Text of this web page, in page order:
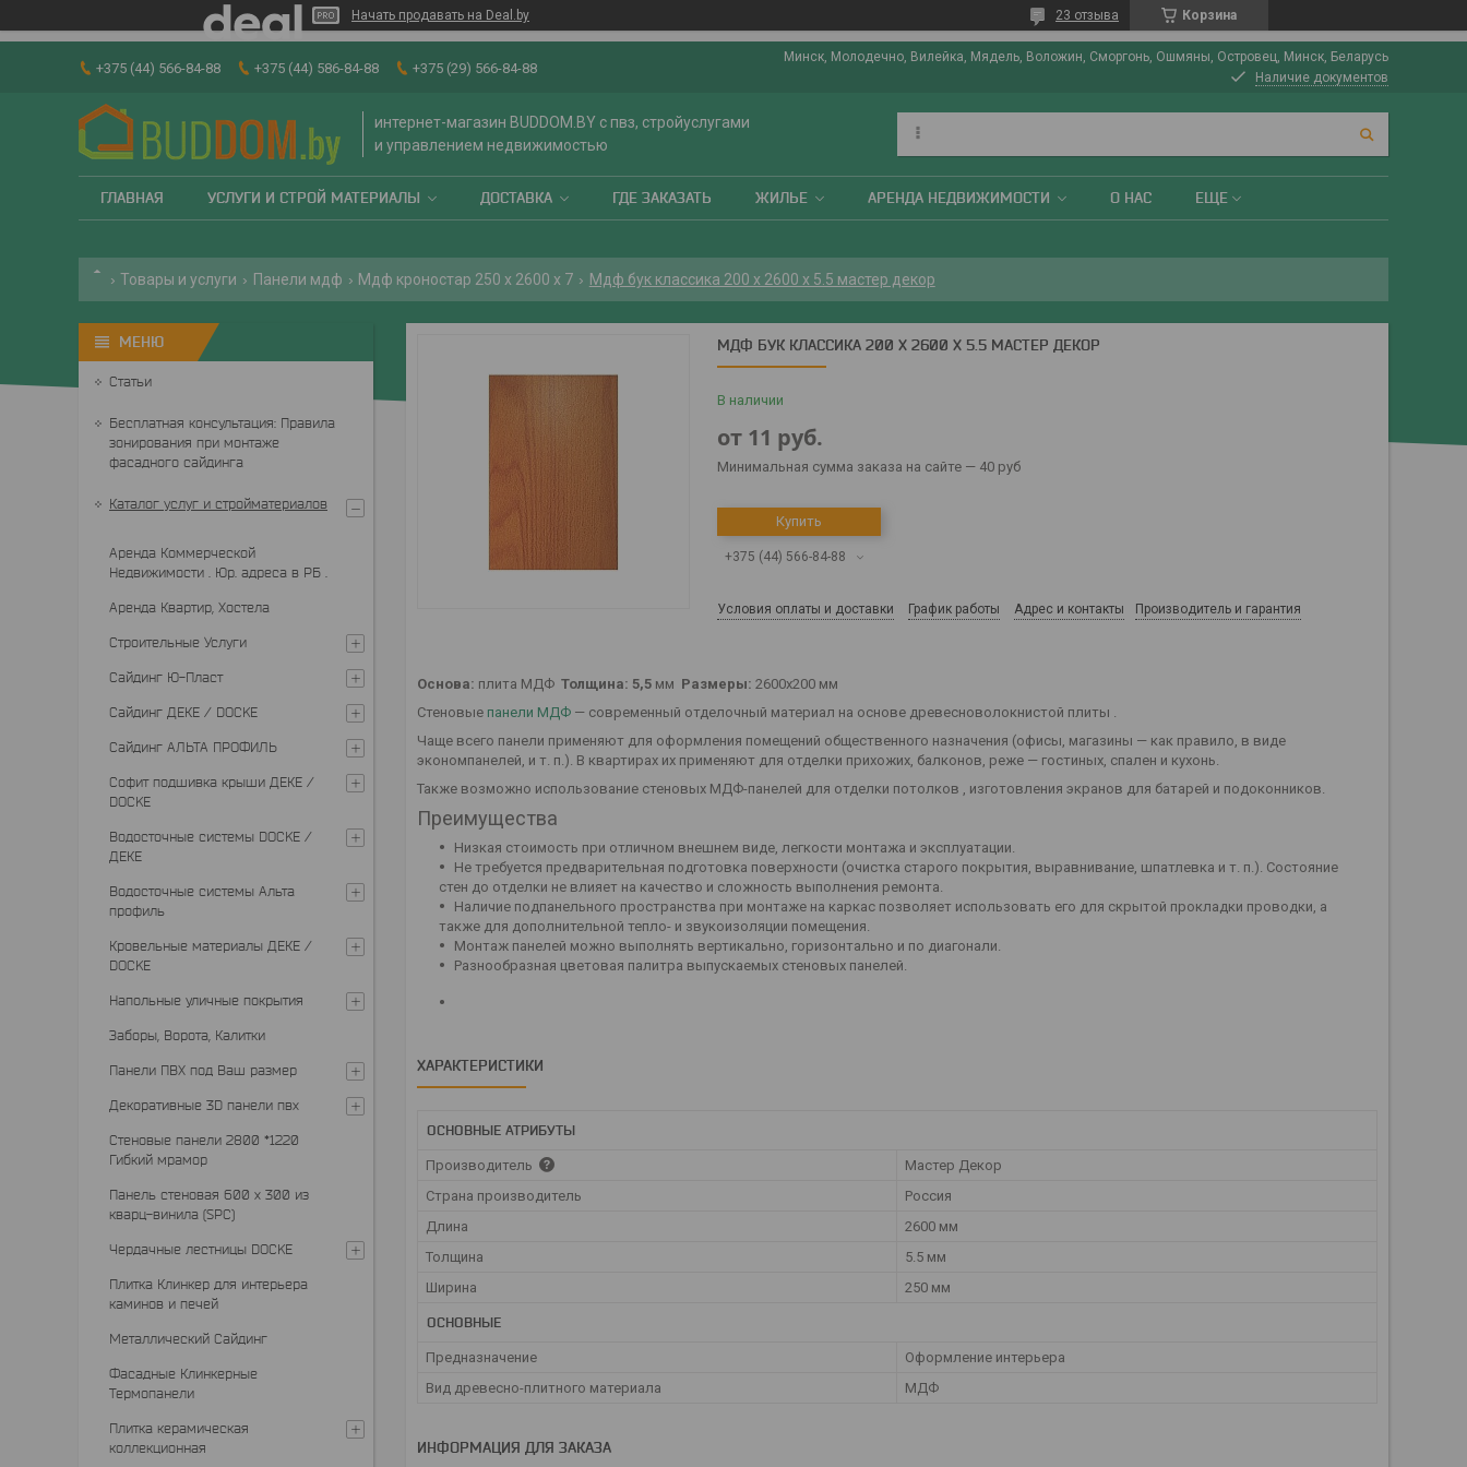
Начать продавать на Deal.by Корзина
23 отзыва
+375 (44) 566-84-88 +375 (44) 586-84-88 +375 (29) 566-84-88
Минск, Молодечно, Вилейка, Мядель, Воложин, Сморгонь, Ошмяны, Островец, Минск, Беларусь
Наличие документов
интернет-магазин BUDDOM.BY с пвз, стройуслугами
и управлением недвижимостью
ГЛАВНАЯ УСЛУГИ И СТРОЙ МАТЕРИАЛЫ ДОСТАВКА ГДЕ ЗАКАЗАТЬ ЖИЛЬЕ АРЕНДА НЕДВИЖИМОСТИ О НАС ЕЩЕ
Товары и услуги Панели мдф Мдф кроностар 250 х 2600 х 7 Мдф бук классика 200 х 2600 х 5.5 мастер декор
МДФ БУК КЛАССИКА 200 Х 2600 Х 5.5 МАСТЕР ДЕКОР
В наличии
от 11 руб.
Минимальная сумма заказа на сайте — 40 руб
Купить
+375 (44) 566-84-88
Условия оплаты и доставки График работы Адрес и контакты Производитель и гарантия
Основа: плита МДФ Толщина: 5,5 мм Размеры: 2600х200 мм
Стеновые панели МДФ — современный отделочный материал на основе древесноволокнистой плиты .
Чаще всего панели применяют для оформления помещений общественного назначения (офисы, магазины — как правило, в виде
экономпанелей, и т. п.). В квартирах их применяют для отделки прихожих, балконов, реже — гостиных, спален и кухонь.
Также возможно использование стеновых МДФ-панелей для отделки потолков , изготовления экранов для батарей и подоконников.
Преимущества
Низкая стоимость при отличном внешнем виде, легкости монтажа и эксплуатации.
Не требуется предварительная подготовка поверхности (очистка старого покрытия, выравнивание, шпатлевка и т. п.). Состояние
стен до отделки не влияет на качество и сложность выполнения ремонта.
Наличие подпанельного пространства при монтаже на каркас позволяет использовать его для скрытой прокладки проводки, а
также для дополнительной тепло- и звукоизоляции помещения.
Монтаж панелей можно выполнять вертикально, горизонтально и по диагонали.
Разнообразная цветовая палитра выпускаемых стеновых панелей.
ХАРАКТЕРИСТИКИ
ОСНОВНЫЕ АТРИБУТЫ
Производитель
Мастер Декор
Страна производитель
Россия
Длина
2600 мм
Толщина
5.5 мм
Ширина
250 мм
ОСНОВНЫЕ
Предназначение
Оформление интерьера
Вид древесно-плитного материала
МДФ
ИНФОРМАЦИЯ ДЛЯ ЗАКАЗА
Статьи
Бесплатная консультация: Правила
зонирования при монтаже
фасадного сайдинга
Каталог услуг и стройматериалов
Аренда Коммерческой
Недвижимости . Юр. адреса в РБ .
Аренда Квартир, Хостела
Строительные Услуги
Сайдинг Ю-Пласт
Сайдинг ДЕКЕ / DOCKE
Сайдинг АЛЬТА ПРОФИЛЬ
Софит подшивка крыши ДЕКЕ /
DOCKE
Водосточные системы DOCKE /
ДЕКЕ
Водосточные системы Альта
профиль
Кровельные материалы ДЕКЕ /
DOCKE
Напольные уличные покрытия
Заборы, Ворота, Калитки
Панели ПВХ под Ваш размер
Декоративные 3D панели пвх
Стеновые панели 2800 *1220
Гибкий мрамор
Панель стеновая 600 х 300 из
кварц-винила (SPC)
Чердачные лестницы DOCKE
Плитка Клинкер для интерьера
каминов и печей
Металлический Сайдинг
Фасадные Клинкерные
Термопанели
Плитка керамическая
коллекционная